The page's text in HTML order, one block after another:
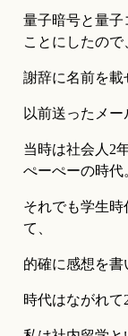
量子暗号と量子
ことにしたので
謝辞に名前を載
以前送ったメー
当時は社会人2
ぺーぺーの時代
それでも学生
て、
的確に感想を書
時代はながれて